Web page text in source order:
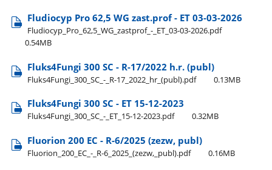
Fludiocyp Pro 62,5 WG zast.prof - ET 03-03-2026
Fludiocyp​_Pro​_62,5​_WG​_zastprof​_-​_ET​_03-03-2026.pdf
0.54MB
Fluks4Fungi 300 SC - R-17/2022 h.r. (publ)
Fluks4Fungi​_300​_SC​_-​_R-17​_2022​_hr​_(publ).pdf 0.13MB
Fluks4Fungi 300 SC - ET 15-12-2023
Fluks4Fungi​_300​_SC​_-​_ET​_15-12-2023.pdf 0.32MB
Fluorion 200 EC - R-6/2025 (zezw, publ)
Fluorion​_200​_EC​_-​_R-6​_2025​_(zezw,​_publ).pdf 0.16MB